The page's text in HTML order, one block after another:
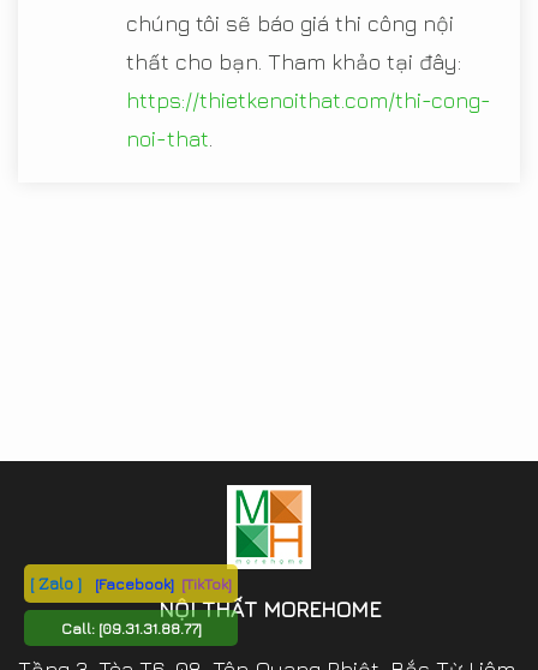
chúng tôi sẽ báo giá thi công nội
thất cho bạn. Tham khảo tại đây:
https://thietkenoithat.com/thi-cong-
noi-that.
[ Zalo ] [Facebook] [TikTok]
Call: [09.31.31.88.77]
NỘI THẤT MOREHOME